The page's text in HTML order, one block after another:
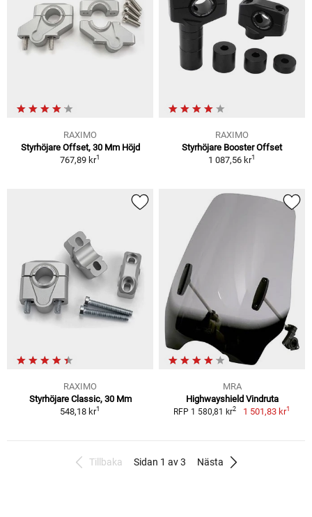
RAXIMO
Styrhöjare Offset, 30 Mm Höjd
767,89 kr1
RAXIMO
Styrhöjare Booster Offset
1 087,56 kr1
RAXIMO
Styrhöjare Classic, 30 Mm
548,18 kr1
MRA
Highwayshield Vindruta
RFP 1 580,81 kr2 1 501,83 kr1
Tillbaka Sidan 1 av 3 Nästa